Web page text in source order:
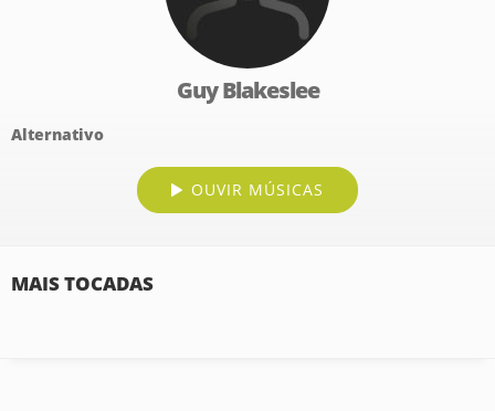
Guy Blakeslee
Alternativo
OUVIR MÚSICAS
MAIS TOCADAS